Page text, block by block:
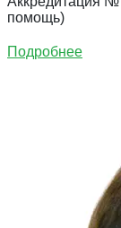
помощь)
Подробнее